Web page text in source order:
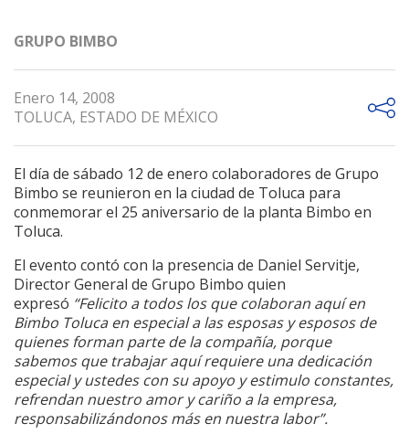
GRUPO BIMBO
Enero 14, 2008
TOLUCA, ESTADO DE MÉXICO
El día de sábado 12 de enero colaboradores de Grupo
Bimbo se reunieron en la ciudad de Toluca para
conmemorar el 25 aniversario de la planta Bimbo en
Toluca.
El evento contó con la presencia de Daniel Servitje,
Director General de Grupo Bimbo quien
expresó “Felicito a todos los que colaboran aquí en
Bimbo Toluca en especial a las esposas y esposos de
quienes forman parte de la compañía, porque
sabemos que trabajar aquí requiere una dedicación
especial y ustedes con su apoyo y estimulo constantes,
refrendan nuestro amor y cariño a la empresa,
responsabilizándonos más en nuestra labor”.